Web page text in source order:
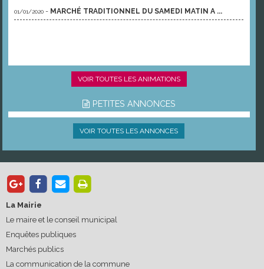
01/01/2020 - MARCHÉ TRADITIONNEL DU SAMEDI MATIN A ...
VOIR TOUTES LES ANIMATIONS
PETITES ANNONCES
VOIR TOUTES LES ANNONCES
La Mairie
Le maire et le conseil municipal
Enquêtes publiques
Marchés publics
La communication de la commune